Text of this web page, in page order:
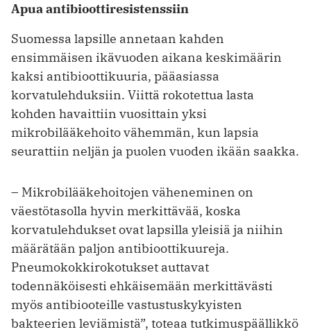
Apua antibioottiresistenssiin
Suomessa lapsille annetaan kahden
ensimmäisen ikävuoden aikana keskimäärin
kaksi antibioottikuuria, pääasiassa
korvatulehduksiin. Viittä rokotettua lasta
kohden havaittiin vuosittain yksi
mikrobilääkehoito vähemmän, kun lapsia
seurattiin neljän ja puolen vuoden ikään saakka.
– Mikrobilääkehoitojen väheneminen on
väestötasolla hyvin merkittävää, koska
korvatulehdukset ovat lapsilla yleisiä ja niihin
määrätään paljon antibioottikuureja.
Pneumokokkirokotukset auttavat
todennäköisesti ehkäisemään merkittävästi
myös antibiooteille vastustuskykyisten
bakteerien leviämistä”, toteaa tutkimuspäällikkö